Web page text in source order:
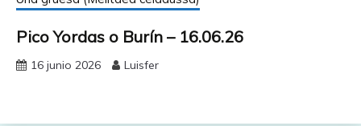
Pico Yordas o Burín – 16.06.26
16 junio 2026 Luisfer